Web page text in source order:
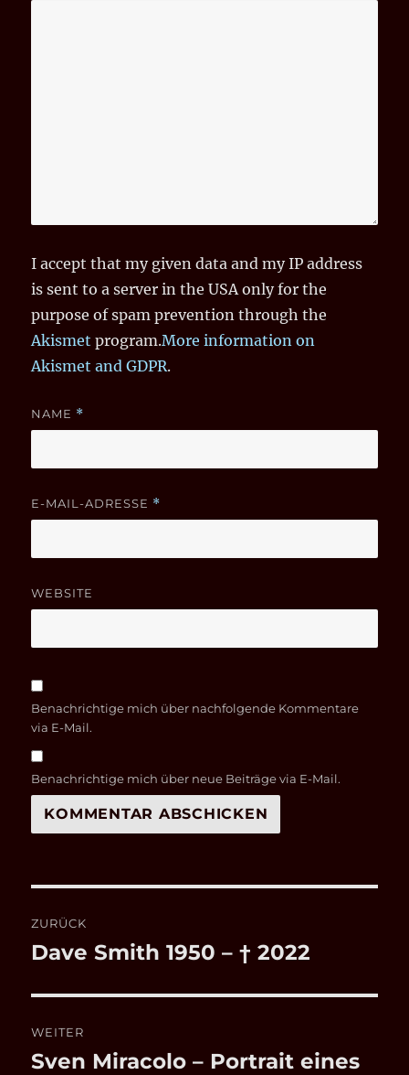
I accept that my given data and my IP address
is sent to a server in the USA only for the
purpose of spam prevention through the
Akismet program.More information on
Akismet and GDPR.
NAME *
E-MAIL-ADRESSE *
WEBSITE
Benachrichtige mich über nachfolgende Kommentare
via E-Mail.
Benachrichtige mich über neue Beiträge via E-Mail.
ZURÜCK
Vorheriger
Dave Smith 1950 – † 2022
WEITER
Nächster
Sven Miracolo – Portrait eines